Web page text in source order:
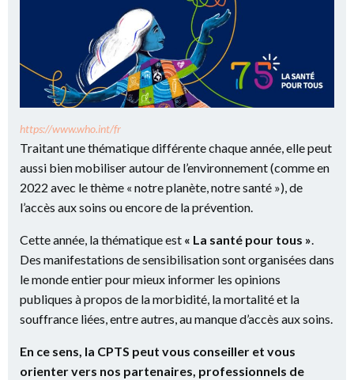
https://www.who.int/fr
Traitant une thématique différente chaque année, elle peut
aussi bien mobiliser autour de l’environnement (comme en
2022 avec le thème « notre planète, notre santé »), de
l’accès aux soins ou encore de la prévention.
Cette année, la thématique est « La santé pour tous ».
Des manifestations de sensibilisation sont organisées dans
le monde entier pour mieux informer les opinions
publiques à propos de la morbidité, la mortalité et la
souffrance liées, entre autres, au manque d’accès aux soins.
En ce sens, la CPTS peut vous conseiller et vous
orienter vers nos partenaires, professionnels de